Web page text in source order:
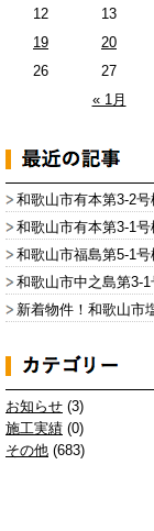
« 1月
12
13
19
20
26
27
和歌山市有本第3-2
和歌山市有本第3-1
和歌山市福島第5-1
和歌山市中之島第3-
新着物件！和歌山市
お知らせ (3)
施工実績 (0)
その他 (683)